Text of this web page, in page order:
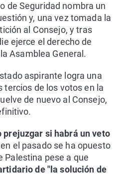
de Seguridad nombra un
y, una vez tomada la
al Consejo, y tras
ejerce el derecho de
Asamblea General.
aspirante logra una
tercios de los votos en la
de nuevo al Consejo,
prejuzgar si habrá un veto
el pasado se ha opuesto
Palestina pese a que
de "la solución de